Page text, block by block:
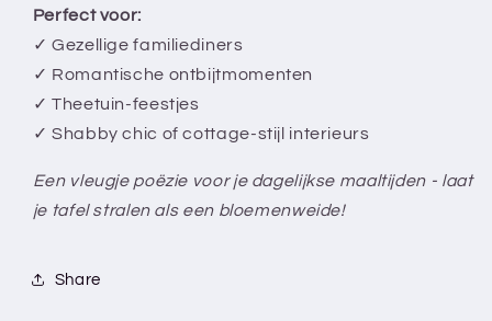
Perfect voor:
✓ Gezellige familiediners
✓ Romantische ontbijtmomenten
✓ Theetuin-feestjes
✓ Shabby chic of cottage-stijl interieurs
Een vleugje poëzie voor je dagelijkse maaltijden - laat
je tafel stralen als een bloemenweide!
Share